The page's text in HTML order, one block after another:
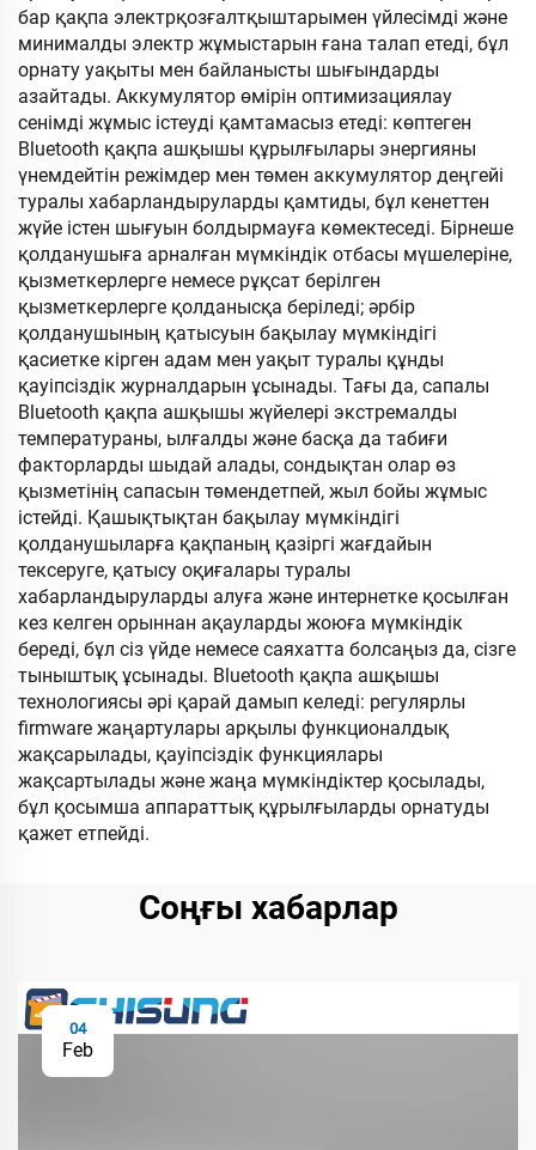
бар қақпа электрқозғалтқыштарымен үйлесімді және
минималды электр жұмыстарын ғана талап етеді, бұл
орнату уақыты мен байланысты шығындарды
азайтады. Аккумулятор өмірін оптимизациялау
сенімді жұмыс істеуді қамтамасыз етеді: көптеген
Bluetooth қақпа ашқышы құрылғылары энергияны
үнемдейтін режімдер мен төмен аккумулятор деңгейі
туралы хабарландыруларды қамтиды, бұл кенеттен
жүйе істен шығуын болдырмауға көмектеседі. Бірнеше
қолданушыға арналған мүмкіндік отбасы мүшелеріне,
қызметкерлерге немесе рұқсат берілген
қызметкерлерге қолданысқа беріледі; әрбір
қолданушының қатысуын бақылау мүмкіндігі
қасиетке кірген адам мен уақыт туралы құнды
қауіпсіздік журналдарын ұсынады. Тағы да, сапалы
Bluetooth қақпа ашқышы жүйелері экстремалды
температураны, ылғалды және басқа да табиғи
факторларды шыдай алады, сондықтан олар өз
қызметінің сапасын төмендетпей, жыл бойы жұмыс
істейді. Қашықтықтан бақылау мүмкіндігі
қолданушыларға қақпаның қазіргі жағдайын
тексеруге, қатысу оқиғалары туралы
хабарландыруларды алуға және интернетке қосылған
кез келген орыннан ақауларды жоюға мүмкіндік
береді, бұл сіз үйде немесе саяхатта болсаңыз да, сізге
тыныштық ұсынады. Bluetooth қақпа ашқышы
технологиясы әрі қарай дамып келеді: регулярлы
firmware жаңартулары арқылы функционалдық
жақсарылады, қауіпсіздік функциялары
жақсартылады және жаңа мүмкіндіктер қосылады,
бұл қосымша аппараттық құрылғыларды орнатуды
қажет етпейді.
Соңғы хабарлар
04
Feb